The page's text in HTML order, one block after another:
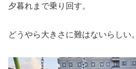
夕暮れまで乗り回す。
どうやら大きさに難はないらしい。